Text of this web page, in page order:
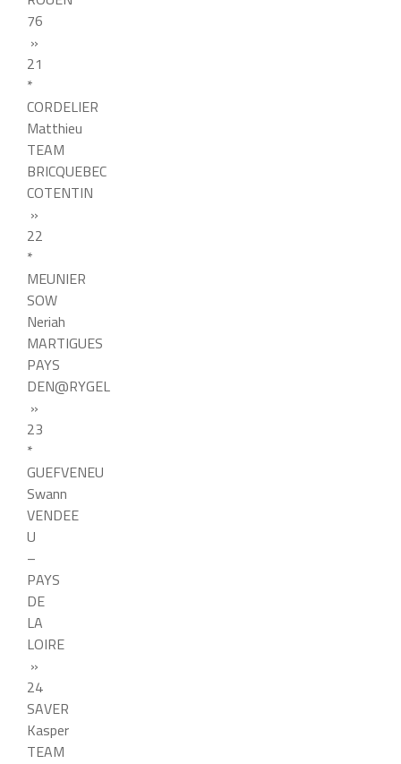
76
»
21
*
CORDELIER
Matthieu
TEAM
BRICQUEBEC
COTENTIN
»
22
*
MEUNIER
SOW
Neriah
MARTIGUES
PAYS
DEN@RYGEL
»
23
*
GUEFVENEU
Swann
VENDEE
U
–
PAYS
DE
LA
LOIRE
»
24
SAVER
Kasper
TEAM